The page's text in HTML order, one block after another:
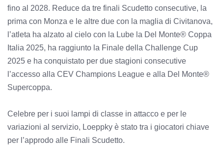
fino al 2028. Reduce da tre finali Scudetto consecutive, la
prima con Monza e le altre due con la maglia di Civitanova,
l’atleta ha alzato al cielo con la Lube la Del Monte® Coppa
Italia 2025, ha raggiunto la Finale della Challenge Cup
2025 e ha conquistato per due stagioni consecutive
l’accesso alla CEV Champions League e alla Del Monte®
Supercoppa.
Celebre per i suoi lampi di classe in attacco e per le
variazioni al servizio, Loeppky è stato tra i giocatori chiave
per l’approdo alle Finali Scudetto.